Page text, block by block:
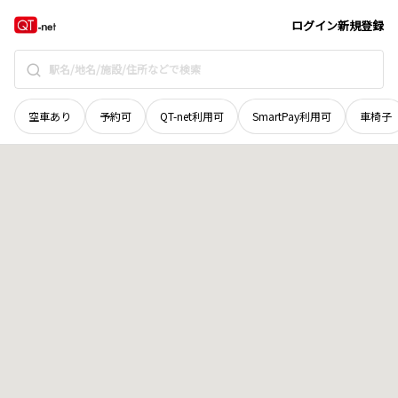
ログイン新規登録
空車あり 予約可 QT-net利用可 SmartPay利用可 車椅子
京都府